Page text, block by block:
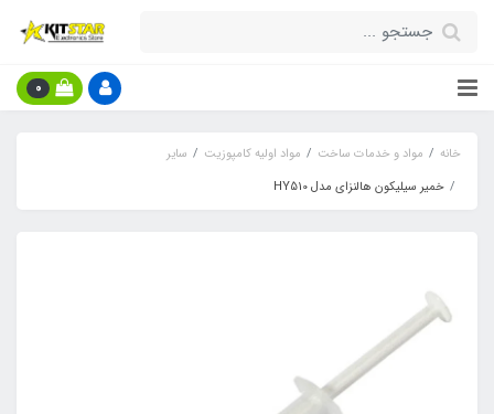
0
خانه مواد و خدمات ساخت مواد اولیه کامپوزیت
سایر
خمیر سیلیکون هالنزای مدل HY510